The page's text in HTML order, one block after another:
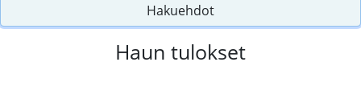
Hakuehdot
Haun tulokset